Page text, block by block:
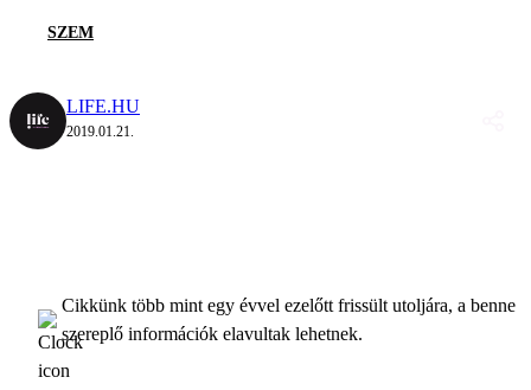
SZEM
LIFE.HU
2019.01.21.
Cikkünk több mint egy évvel ezelőtt frissült utoljára, a benne
szereplő információk elavultak lehetnek.